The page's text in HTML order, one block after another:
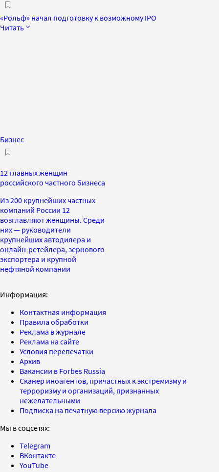
«Рольф» начал подготовку к возможному IPO
Читать
Бизнес
12 главных женщин
российского частного бизнеса
Из 200 крупнейших частных
компаний России 12
возглавляют женщины. Среди
них — руководители
крупнейших автодилера и
онлайн-ретейлера, зернового
экспортера и крупной
нефтяной компании
Информация:
Контактная информация
Правила обработки
Реклама в журнале
Реклама на сайте
Условия перепечатки
Архив
Вакансии в Forbes Russia
Сканер иноагентов, причастных к экстремизму и
терроризму и организаций, признанных
нежелательными
Подписка на печатную версию журнала
Мы в соцсетях:
Telegram
ВКонтакте
YouTube